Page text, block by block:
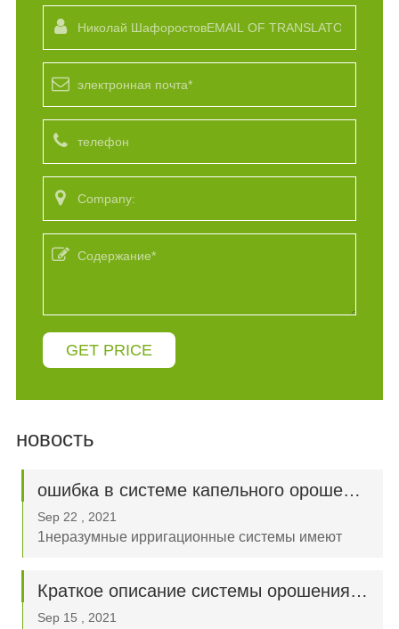
GET PRICE
новость
ошибка в системе капельного орошения
Sep 22 , 2021
1неразумные ирригационные системы имеют
позволяет пользователям наблюдать за
Краткое описание системы орошения и автоматического пожаротушения
Sep 15 , 2021